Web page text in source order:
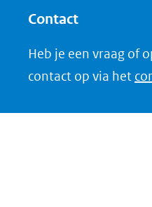
(verwijst
naar
Contact
Heb je een vraag of
contact op via het